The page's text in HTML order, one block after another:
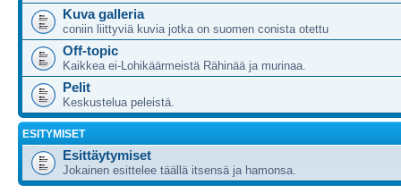
Kuva galleria
coniin liittyviä kuvia jotka on suomen conista otettu
Off-topic
Kaikkea ei-Lohikäärmeistä Rähinää ja murinaa.
Pelit
Keskustelua peleistä.
ESITYMISET
Esittäytymiset
Jokainen esittelee täällä itsensä ja hamonsa.